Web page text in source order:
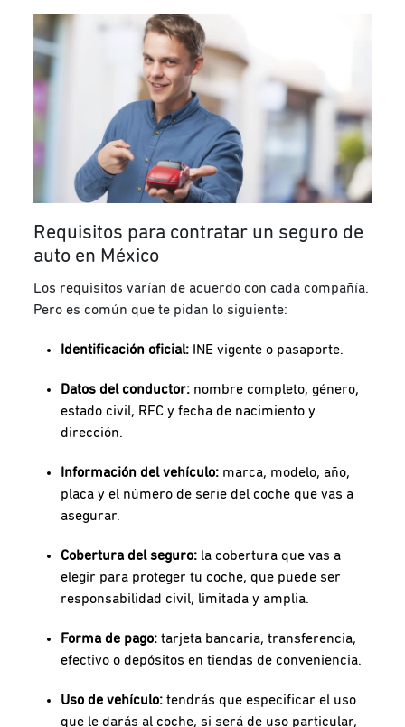
Requisitos para contratar un seguro de
auto en México
Los requisitos varían de acuerdo con cada compañía.
Pero es común que te pidan lo siguiente:
Identificación oficial: INE vigente o pasaporte.
Datos del conductor: nombre completo, género,
estado civil, RFC y fecha de nacimiento y
dirección.
Información del vehículo: marca, modelo, año,
placa y el número de serie del coche que vas a
asegurar.
Cobertura del seguro: la cobertura que vas a
elegir para proteger tu coche, que puede ser
responsabilidad civil, limitada y amplia.
Forma de pago:tarjeta bancaria, transferencia,
efectivo o depósitos en tiendas de conveniencia.
Uso de vehículo: tendrás que especificar el uso
que le darás al coche, si será de uso particular,